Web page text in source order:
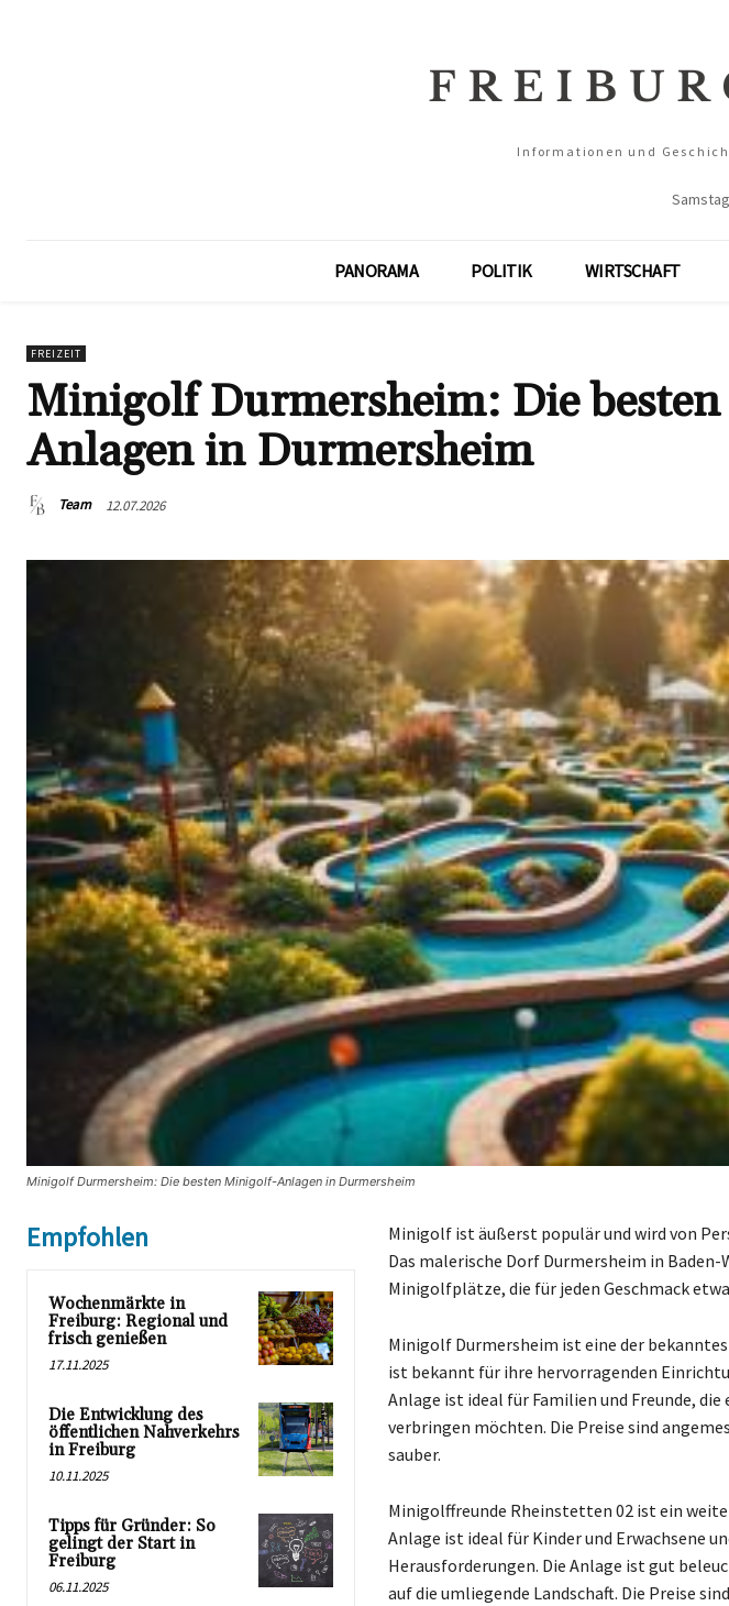
Informationen und
PANORAMA POLITIK WIRTSCHAFT
FREIZEIT
Minigolf Durmersheim: Die
Anlagen in Durmersheim
Team 12.07.2026
Minigolf Durmersheim: Die besten Minigolf-Anlagen in Durmersheim
Empfohlen
Wochenmärkte in
Freiburg: Regional und
frisch genießen
17.11.2025
Die Entwicklung des
öffentlichen Nahverkehrs
in Freiburg
10.11.2025
Tipps für Gründer: So
gelingt der Start in
Freiburg
06.11.2025
Minigolf ist äußerst populär und wird von
Das malerische Dorf Durmersheim in
Minigolfplätze, die für jeden Geschmack
Minigolf Durmersheim ist eine der
ist bekannt für ihre hervorragenden
Anlage ist ideal für Familien und Freunde,
verbringen möchten. Die Preise sind
sauber.
Minigolffreunde Rheinstetten 02 ist ein
Anlage ist ideal für Kinder und Erwachsene
Herausforderungen. Die Anlage ist gut
auf die umliegende Landschaft. Die Preise